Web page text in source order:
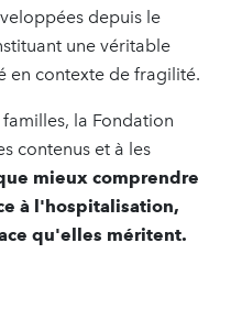
depuis le
une véritable
en contexte de fragilité.
la Fondation
contenus et à les
mieux comprendre
à l'hospitalisation,
qu'elles méritent.